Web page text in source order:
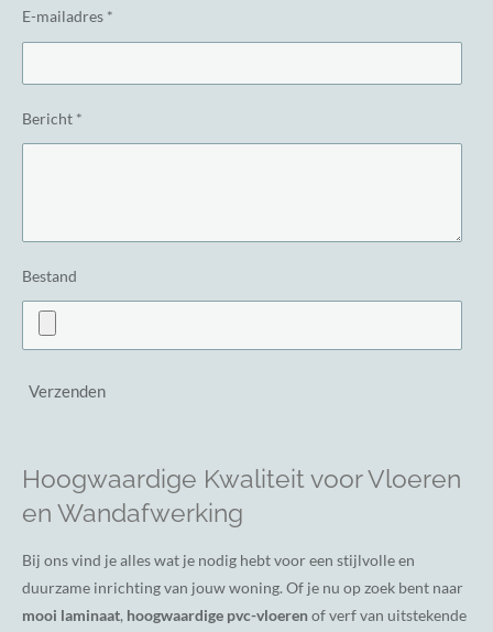
E-mailadres *
Bericht *
Bestand
Verzenden
Hoogwaardige Kwaliteit voor Vloeren
en Wandafwerking
Bij ons vind je alles wat je nodig hebt voor een stijlvolle en
duurzame inrichting van jouw woning. Of je nu op zoek bent naar
mooi laminaat, hoogwaardige pvc-vloerenof verf van uitstekende